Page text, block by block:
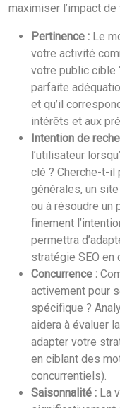
maximiser l’impact
Pertinence : Le
votre activité
votre public cible
parfaite
et qu’il
intérêts et aux
Intention de
l’utilisateur
clé ? Cherche-t-il
générales, un
ou à résoudre un
finement
permettra
stratégie SEO en
Concurrence :
activement pour
spécifique ?
aidera à évaluer
adapter votre
en ciblant des
concurrentiels).
Saisonnalité : La